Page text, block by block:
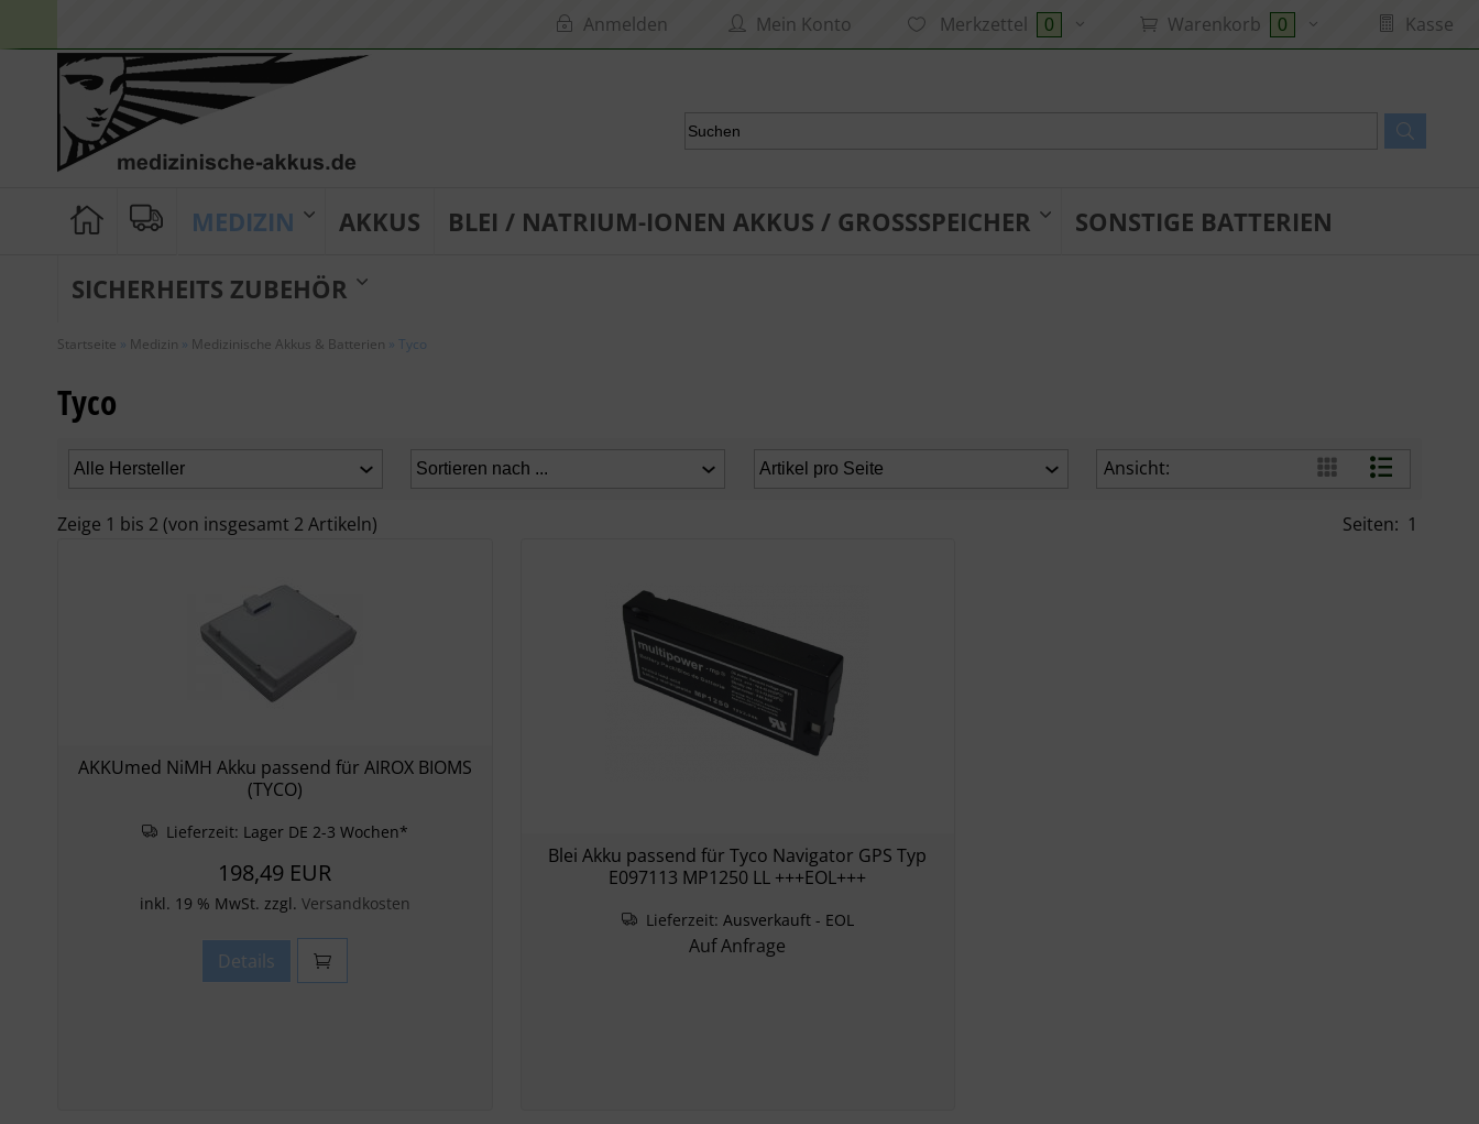
Anmelden Mein Konto Merkzettel 0 Warenkorb 0 Kasse
MEDIZIN AKKUS BLEI / NATRIUM-IONEN AKKUS / GROSSSPEICHER SONSTIGE BATTERIEN
SICHERHEITS ZUBEHÖR
Startseite » Medizin » Medizinische Akkus & Batterien » Tyco
Tyco
Ansicht:
Zeige 1 bis 2 (von insgesamt 2 Artikeln) Seiten: 1
AKKUmed NiMH Akku passend für AIROX BIOMS
(TYCO)
Lieferzeit: Lager DE 2-3 Wochen*
198,49 EUR
inkl. 19 % MwSt. zzgl. Versandkosten
Details
Blei Akku passend für Tyco Navigator GPS Typ
E097113 MP1250 LL +++EOL+++
Lieferzeit: Ausverkauft - EOL
Auf Anfrage